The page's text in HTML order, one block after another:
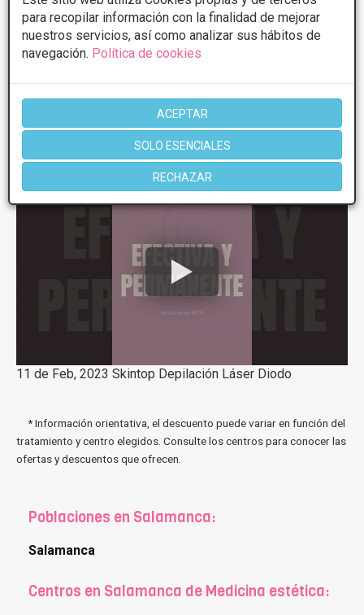
para recopilar información con la finalidad de mejorar
nuestros servicios, así como analizar sus hábitos de
navegación. Política de cookies
ACEPTAR
SOLO ESENCIALES
RECHAZAR
1 de 1
Videos Depilación láser Diodo
11 de Feb, 2023 Skintop Depilación Láser Diodo
* Información orientativa, el descuento puede variar en función del
tratamiento y centro elegidos. Consulte los centros para conocer las
ofertas y descuentos que ofrecen.
Poblaciones en Salamanca:
Salamanca
Centros en Salamanca de Medicina estética: